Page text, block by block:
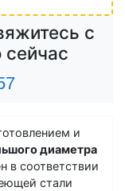
с
и
диаметра
в соответствии
стали